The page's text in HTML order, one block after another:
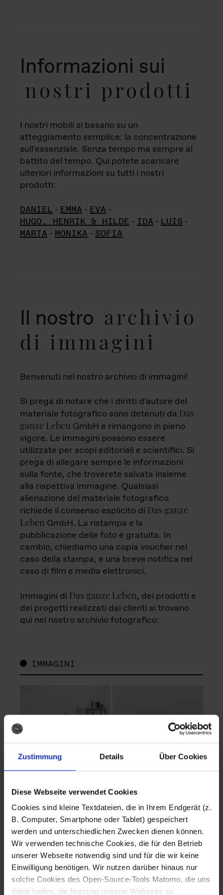
Zustimmung Details Über Cookies
Diese Webseite verwendet Cookies
Cookies sind kleine Textdateien, die in Ihrem Endgerät (z.
B. Computer, Smartphone oder Tablet) gespeichert
werden und unterschiedlichen Zwecken dienen können.
Wir verwenden technische Cookies, die für den Betrieb
unserer Webseite notwendig sind und für die wir keine
Einwilligung benötigen. Wir nutzen darüber hinaus nur
solche Cookies des Open-Source-Tools Matomo, die uns
dabei helfen, die Nutzung unserer Webseite zu
Informazioni sui
nostri prodotti
I nostri mobili si basano su un
atteggiamento semplice: la concentrazione
sull'essenziale. Senza tempo ma sempre al
battito del tempo. Qui potete scaricare
ulteriori informazioni su tutti i nostri
prodotti:
DANIEL - EMMA - EVA -
HUGO, HENRIK & HILDE - IDA - LUIS -
MARTA - MONIKA - SOFIA
Il nostro archivio
di immagini
Benvenuti nel nostro archivio di immagini!
Si prega di notare che i diritti d'autore del
materiale fotografico sono detenuti da Das
ganze Leben GmbH e rimangono in pieno
vigore. Le immagini possono essere
utilizzate per scopi editoriali e scientifici. Si
prega di allegare sempre le informazioni
sulla fonte, che troverete salvata insieme
alla rispettiva immagine. Qualsiasi
alienazione del materiale fotografico
richiede il consenso esplicito di Das ganze
Leben GmbH. La ristampa e la
pubblicazione delle foto è gratuita. In
cambio, chiediamo una copia voucher nel
caso della stampa, e una breve notifica nel
caso di film e media elettronici.
Immagini di Das ganze Leben, dei prodotti e
dei progetti realizzati dai clienti si trovano
qui nel nostro archivio fotografico:
IMMAGINI
Fotografo: Lorenz
Sternbach
Download
Fotografo: Lorenz
Sternbach
Download